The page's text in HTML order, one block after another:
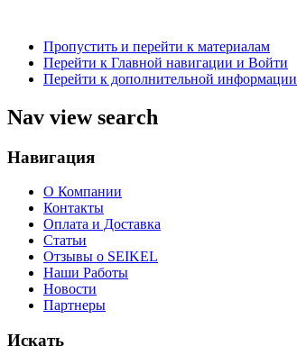
Пропустить и перейти к материалам
Перейти к Главной навигации и Войти
Перейти к дополнительной информации
Nav view search
Навигация
О Компании
Контакты
Оплата и Доставка
Статьи
Отзывы о SEIKEL
Наши Работы
Новости
Партнеры
Искать